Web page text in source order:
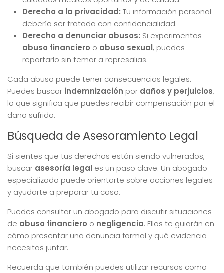
Derecho a la privacidad: Tu información personal
debería ser tratada con confidencialidad.
Derecho a denunciar abusos: Si experimentas
abuso financiero o abuso sexual, puedes
reportarlo sin temor a represalias.
Cada abuso puede tener consecuencias legales.
Puedes buscar indemnización por daños y perjuicios,
lo que significa que puedes recibir compensación por el
daño sufrido.
Búsqueda de Asesoramiento Legal
Si sientes que tus derechos están siendo vulnerados,
buscar asesoría legal es un paso clave. Un abogado
especializado puede orientarte sobre acciones legales
y ayudarte a preparar tu caso.
Puedes consultar un abogado para discutir situaciones
de abuso financiero o negligencia. Ellos te guiarán en
cómo presentar una denuncia formal y qué evidencia
necesitas juntar.
Recuerda que también puedes utilizar recursos como